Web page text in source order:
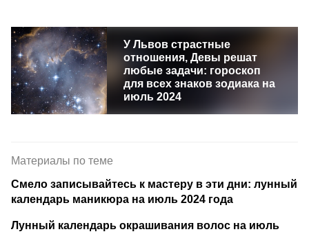
У Львов страстные
отношения, Девы решат
любые задачи: гороскоп
для всех знаков зодиака на
июль 2024
Материалы по теме
Смело записывайтесь к мастеру в эти дни: лунный
календарь маникюра на июль 2024 года
Лунный календарь окрашивания волос на июль